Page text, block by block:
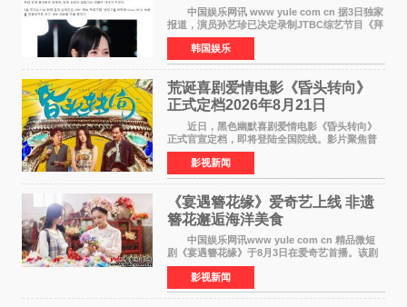
中国娱乐网讯 www yule com cn 据3日独家
报道，演员孙艺珍已决定录制JTBC综艺节目《拜
托了冰箱》，目前正在协调具体细节。这是孙艺
珍首次公开个人冰箱，也是她婚后首次以玄彬的
妻子身份参与
韩国娱乐
荒诞喜剧爱情电影《昏头转向》
正式定档2026年8月21日
近日，黑色幽默喜剧爱情电影《昏头转向》
正式官宣定档，即将登陆全国院线。影片聚焦普
通人的荒诞生活，以戏谑诙谐的镜头语言、反转
不断的剧情，融合爆笑喜剧与细腻爱情元素，打
造出一部接地气
影视新闻
《宴遇簪花缘》爱奇艺上线 非遗
簪花邂逅海洋美食
中国娱乐网讯www yule com cn 精品微短
剧《宴遇簪花缘》于8月3日在爱奇艺首播。该剧
是泉州荣膺世界美食之都后推出的首部美食主题
文旅微短剧，实力派演员孙茜特别出演簪花非遗
传承人，她曾参演
影视新闻